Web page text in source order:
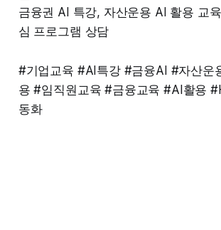
금융권 AI 특강, 자산운용 AI 활용 교
심 프로그램 상담
#기업교육 #AI특강 #금융AI #자산운
용 #임직원교육 #금융교육 #AI활용
동화